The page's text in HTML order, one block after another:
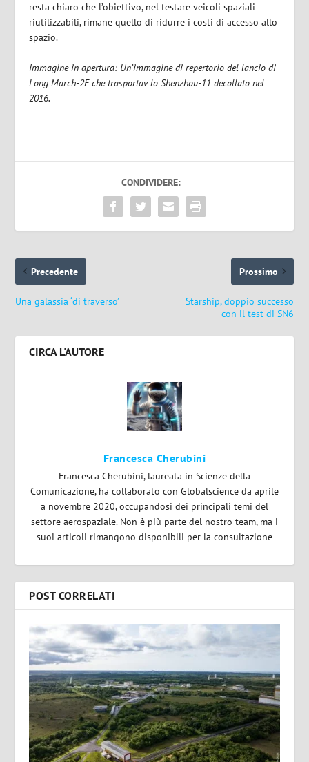
resta chiaro che l’obiettivo, nel testare veicoli spaziali
riutilizzabili, rimane quello di ridurre i costi di accesso allo
spazio.
Immagine in apertura: Un’immagine di repertorio del lancio di
Long March-2F che trasportav lo Shenzhou-11 decollato nel
2016.
CONDIVIDERE:
Precedente
Una galassia ‘di traverso’
Prossimo
Starship, doppio successo
con il test di SN6
CIRCA L'AUTORE
Francesca Cherubini
Francesca Cherubini, laureata in Scienze della
Comunicazione, ha collaborato con Globalscience da aprile
a novembre 2020, occupandosi dei principali temi del
settore aerospaziale. Non è più parte del nostro team, ma i
suoi articoli rimangono disponibili per la consultazione
POST CORRELATI